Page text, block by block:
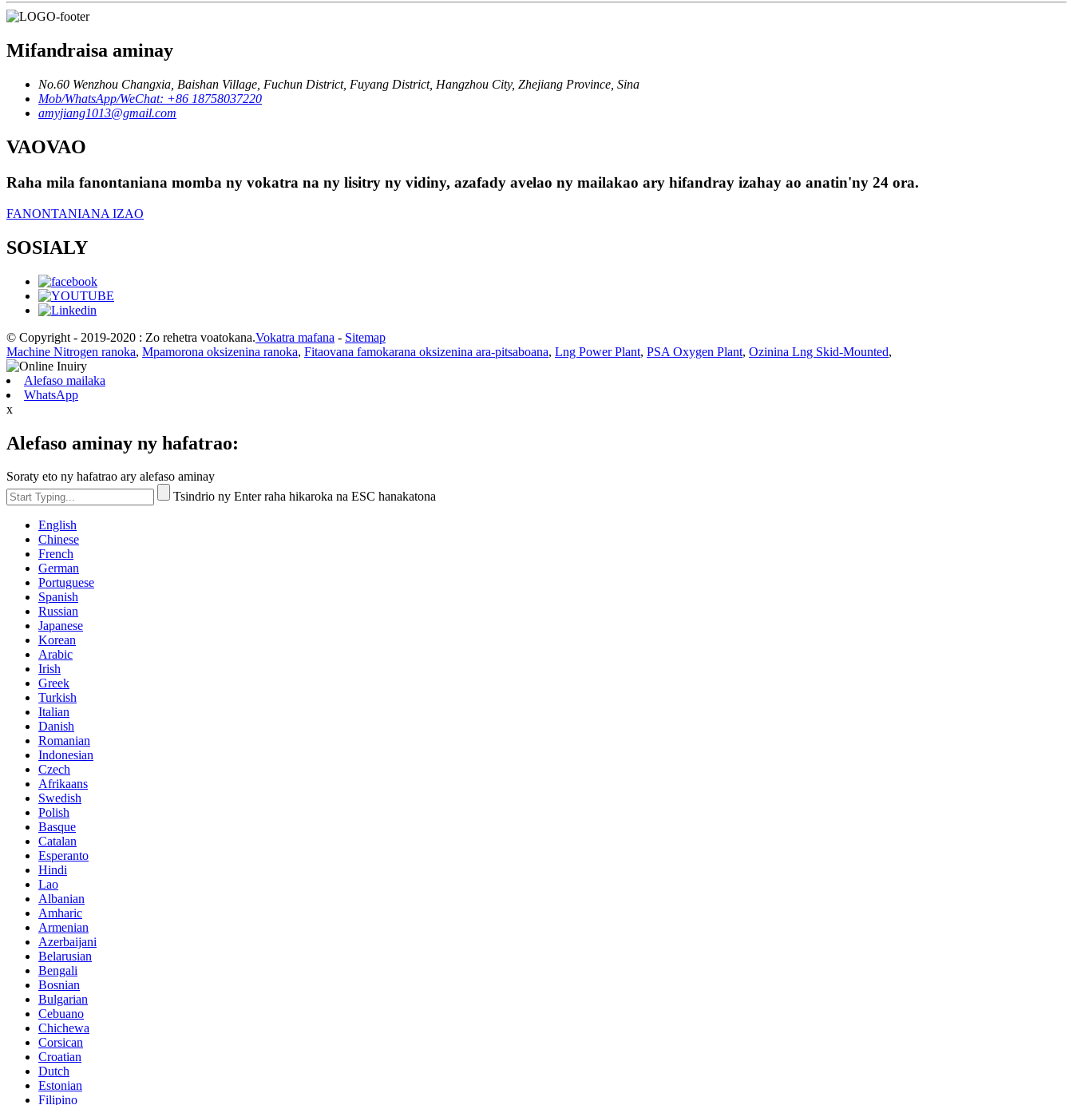
Mifandraisa aminay
No.60 Wenzhou Changxia, Baishan Village, Fuchun District, Fuyang District, Hangzhou City, Zhejiang Province, Sina
Mob/WhatsApp/WeChat: +86 18758037220
amyjiang1013@gmail.com
VAOVAO
Raha mila fanontaniana momba ny vokatra na ny lisitry ny vidiny, azafady avelao ny mailakao ary hifandray izahay ao anatin'ny 24 ora.
FANONTANIANA IZAO
SOSIALY
© Copyright - 2019-2020 : Zo rehetra voatokana.Vokatra mafana - Sitemap
Machine Nitrogen ranoka, Mpamorona oksizenina ranoka, Fitaovana famokarana oksizenina ara-pitsaboana, Lng Power Plant, PSA Oxygen Plant, Ozinina Lng Skid-Mounted,
Alefaso mailaka
WhatsApp
x
Alefaso aminay ny hafatrao:
Soraty eto ny hafatrao ary alefaso aminay
Tsindrio ny Enter raha hikaroka na ESC hanakatona
English
Chinese
French
German
Portuguese
Spanish
Russian
Japanese
Korean
Arabic
Irish
Greek
Turkish
Italian
Danish
Romanian
Indonesian
Czech
Afrikaans
Swedish
Polish
Basque
Catalan
Esperanto
Hindi
Lao
Albanian
Amharic
Armenian
Azerbaijani
Belarusian
Bengali
Bosnian
Bulgarian
Cebuano
Chichewa
Corsican
Croatian
Dutch
Estonian
Filipino